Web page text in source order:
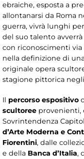
ebraiche, esposta a
allontanarsi da Roma
guerra, vivrà lunghi
del suo talento
con riconoscimenti
nella definizione di
originale opera
stagione pittorica
Il percorso espositivo
scultoree provenienti,
Sovrintendenza
d’Arte Moderna e
Fiorentini, dalle
e della Banca d’Italia,